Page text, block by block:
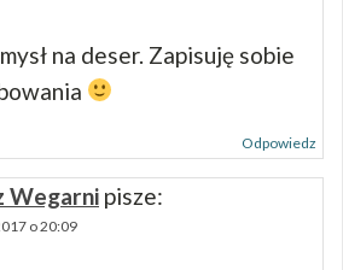
na deser. Zapisuję sobie
Odpowiedz
Wegarni pisze:
o 20:09